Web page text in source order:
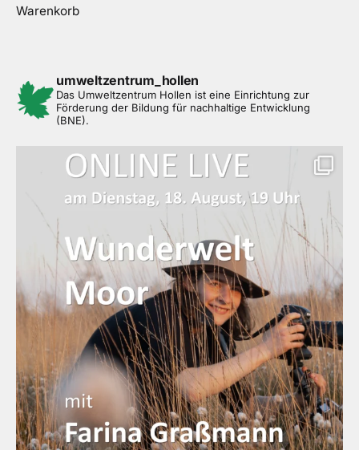
Warenkorb
umweltzentrum_hollen
Das Umweltzentrum Hollen ist eine Einrichtung zur
Förderung der Bildung für nachhaltige Entwicklung
(BNE).